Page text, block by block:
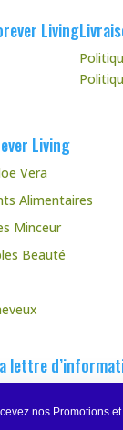
Living
Living
Vera
Alimentaires
Minceur
Beauté
lettre
nos Promotions